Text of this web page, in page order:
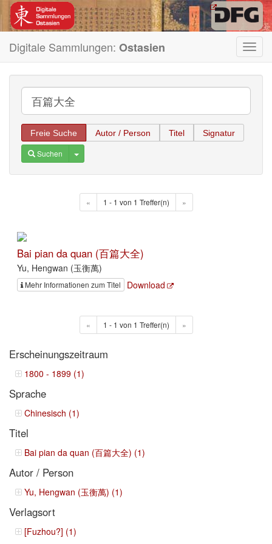
Digitale Sammlungen: Ostasien
Freie Suche Autor / Person Titel Signatur
Suchen Toggle Dropdown
« 1 - 1 von 1 Treffer(n) »
Bai pian da quan (百篇大全)
Yu, Hengwan (玉衡萬)
Mehr Informationen zum Titel Download
« 1 - 1 von 1 Treffer(n) »
Erscheinungszeitraum
1800 - 1899 (1)
Sprache
Chinesisch (1)
Titel
Bai pian da quan (百篇大全) (1)
Autor / Person
Yu, Hengwan (玉衡萬) (1)
Verlagsort
[Fuzhou?] (1)